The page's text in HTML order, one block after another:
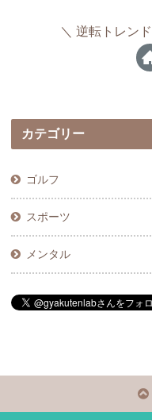
逆転トレン
カテゴリー
ゴルフ
スポーツ
メンタル